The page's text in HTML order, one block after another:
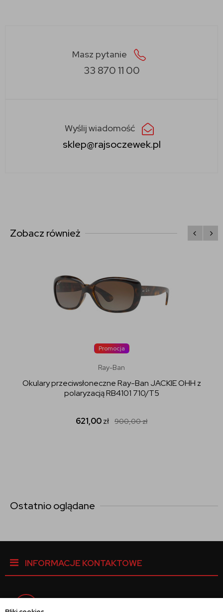
Masz pytanie
33 870 11 00
Wyślij wiadomość
sklep@rajsoczewek.pl
Zobacz również
Promocja
Ray-Ban
Okulary przeciwsłoneczne Ray-Ban JACKIE OHH z
polaryzacją RB4101 710/T5
621,00zł 900,00zł
Ostatnio oglądane
INFORMACJE KONTAKTOWE